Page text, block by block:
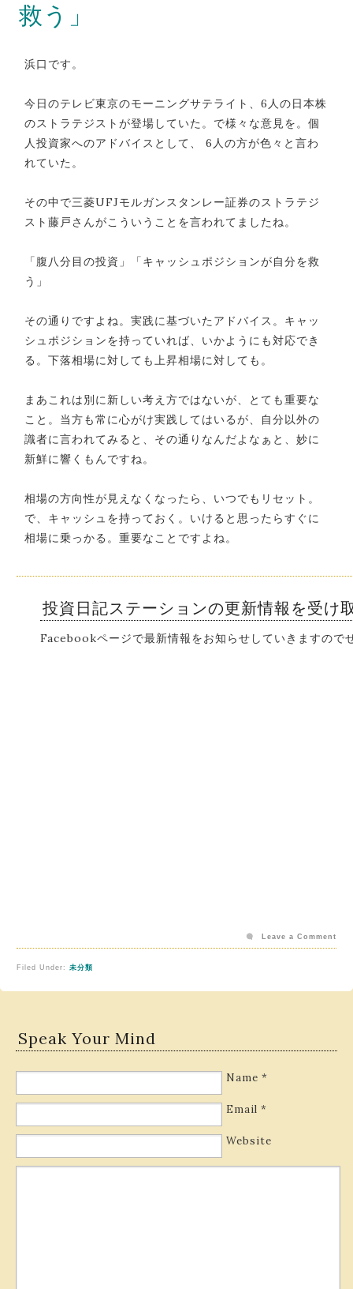
救う」
浜口です。
今日のテレビ東京のモーニングサテライト、6人の日本株
のストラテジストが登場していた。で様々な意見を。個
人投資家へのアドバイスとして、 6人の方が色々と言わ
れていた。
その中で三菱UFJモルガンスタンレー証券のストラテジ
スト藤戸さんがこういうことを言われてましたね。
「腹八分目の投資」「キャッシュポジションが自分を救
う」
その通りですよね。実践に基づいたアドバイス。キャッ
シュポジションを持っていれば、いかようにも対応でき
る。下落相場に対しても上昇相場に対しても。
まあこれは別に新しい考え方ではないが、とても重要な
こと。当方も常に心がけ実践してはいるが、自分以外の
識者に言われてみると、その通りなんだよなぁと、妙に
新鮮に響くもんですね。
相場の方向性が見えなくなったら、いつでもリセット。
で、キャッシュを持っておく。いけると思ったらすぐに
相場に乗っかる。重要なことですよね。
投資日記ステーションの更新情報を受け
Facebookページで最新情報をお知らせしていきますので
Filed Under: 未分類
Leave a Comment
Speak Your Mind
Name *
Email *
Website